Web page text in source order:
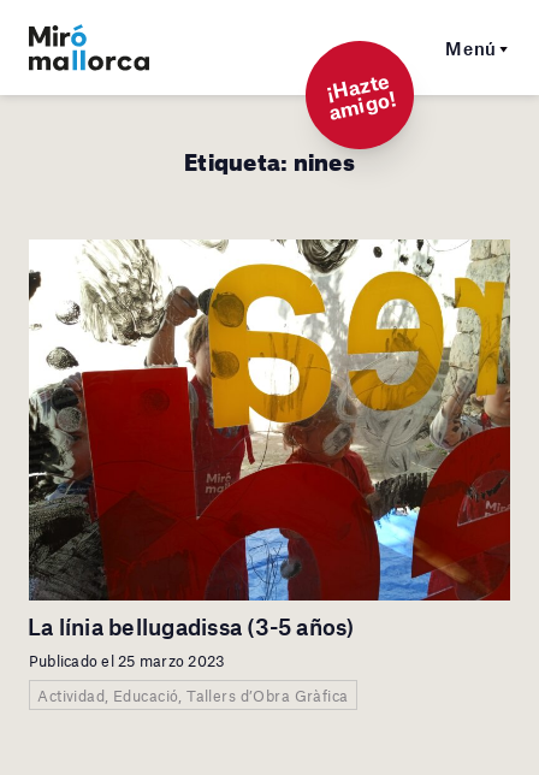
Menú
¡
Hazt
e
a
mi
g
o!
Etiqueta: nines
La línia bellugadissa (3-5 años)
Publicado el 25 marzo 2023
Actividad, Educació, Tallers d’Obra Gràfica